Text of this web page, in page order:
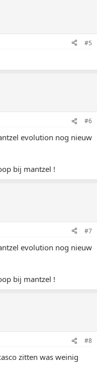
#5
#6
evolution nog nieuw
bij mantzel !
#7
evolution nog nieuw
bij mantzel !
#8
zitten was weinig